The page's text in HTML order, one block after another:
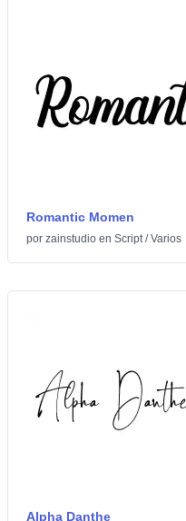
Romantic Momen
por zainstudioen Script/Varios
Alpha Danthe